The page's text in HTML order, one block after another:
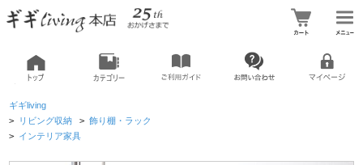
ギギliving
> リビング収納 > 飾り棚・ラック
> インテリア家具